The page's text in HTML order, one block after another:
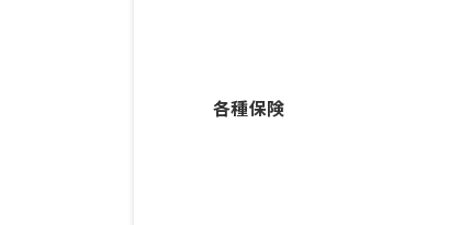
各種保険